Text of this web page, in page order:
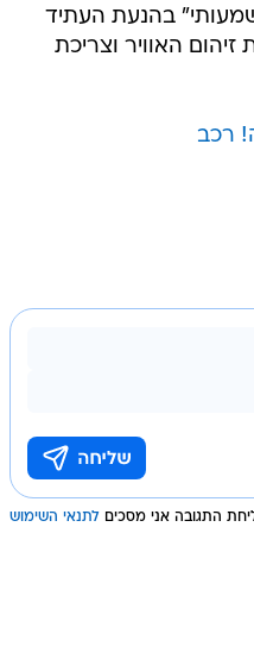
בהנעת העתיד
האוויר וצריכת
רכב
התגובה אני מסכים לתנאי השימוש